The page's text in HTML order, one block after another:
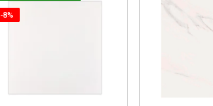
-8%